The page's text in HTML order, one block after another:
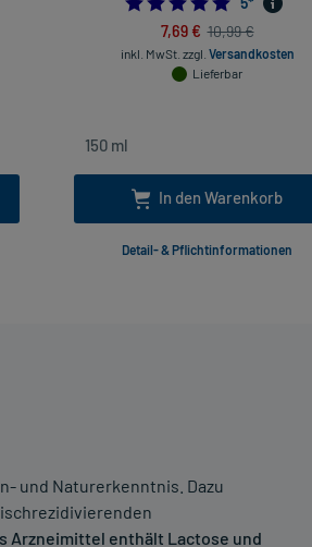
und Naturerkenntnis. Dazu
Arzneimittel enthält Lactose und
7,69 € 10,99 €
inkl. MwSt. zzgl. Versandkosten
Lieferbar
In den Warenkorb
Detail- & Pflichtinformationen